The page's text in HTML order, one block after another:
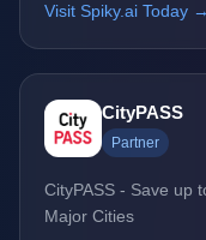
Visit Spiky.ai Today →
CityPASS
Partner
CityPASS - Save up
Major Cities